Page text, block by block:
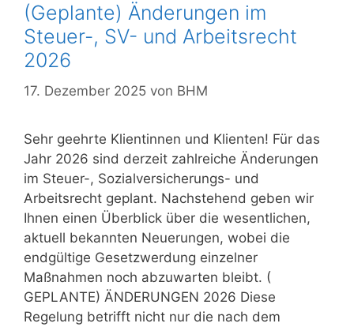
(Geplante) Änderungen im
Steuer-, SV- und Arbeitsrecht
2026
17. Dezember 2025 von BHM
Sehr geehrte Klientinnen und Klienten! Für das
Jahr 2026 sind derzeit zahlreiche Änderungen
im Steuer-, Sozialversicherungs- und
Arbeitsrecht geplant. Nachstehend geben wir
Ihnen einen Überblick über die wesentlichen,
aktuell bekannten Neuerungen, wobei die
endgültige Gesetzwerdung einzelner
Maßnahmen noch abzuwarten bleibt. (
GEPLANTE) ÄNDERUNGEN 2026 Diese
Regelung betrifft nicht nur die nach dem